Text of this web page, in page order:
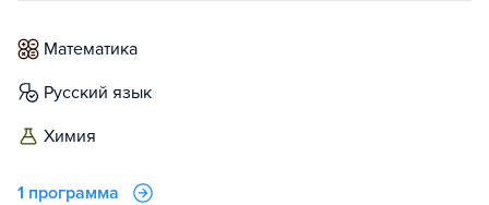
математика
русский язык
химия
1 программа